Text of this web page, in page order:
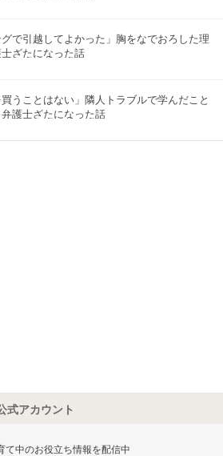
グで引越してよかった」胸をなでおろした理
ざたになった話
買うことはない」隣人トラブルで学んだこと
弁護士ざたになった話
式アカウント
て中のお役立ち情報を配信中